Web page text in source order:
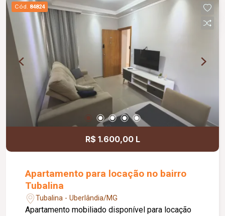
Cód. 84824
R$ 1.600,00 L
Apartamento para locação no bairro
Tubalina
Tubalina - Uberlândia/MG
Apartamento mobiliado disponível para locação